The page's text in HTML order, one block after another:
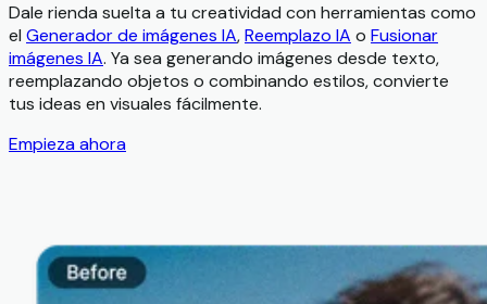
Dale rienda suelta a tu creatividad con herramientas como
el Generador de imágenes IA,Reemplazo IA o Fusionar
imágenes IA. Ya sea generando imágenes desde texto,
reemplazando objetos o combinando estilos, convierte
tus ideas en visuales fácilmente.
Empieza ahora